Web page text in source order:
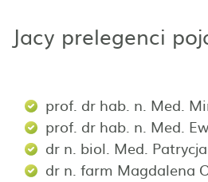
Jacy prelegenci
prof. dr hab. n. Med.
prof. dr hab. n. Med.
dr n. biol. Med.
dr n. farm Magdalena